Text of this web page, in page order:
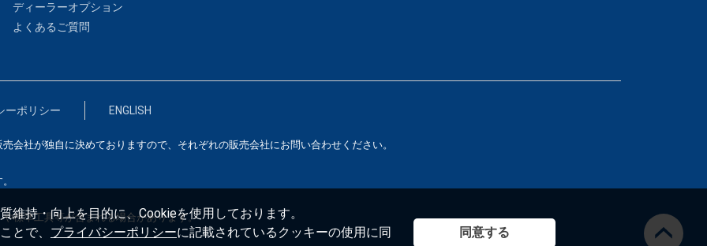
維持・向上を目的に、Cookieを使用しております。
とで、 プライバシーポリシーに記載されているクッキーの使用に同
同意する
ディーラーオプション
よくあるご質問
ーポリシー ENGLISH
会社が独自に決めておりますので、それぞれの販売会社にお問い合わせください。
標準工具等が含まれる場合があります。